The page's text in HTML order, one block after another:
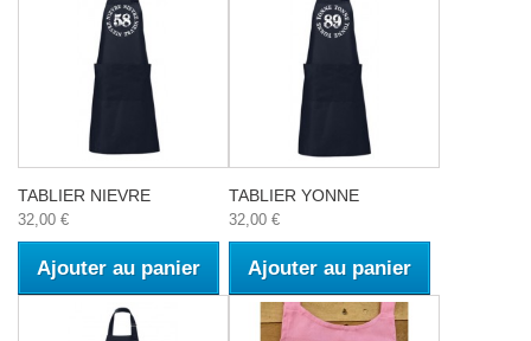
TABLIER NIEVRE
32,00 €
Ajouter au panier
TABLIER YONNE
32,00 €
Ajouter au panier